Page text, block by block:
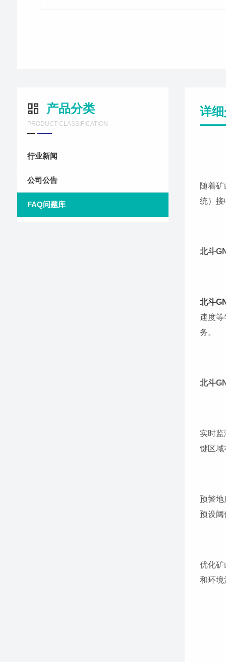
产品分类
PRODUCT CLASSIFICATION
行业新闻
公司公告
FAQ问题库
详
随着
统）接
北斗
北斗
速度
务。
北斗
实时
键区域
预警地
预设阈
优化矿
和环境